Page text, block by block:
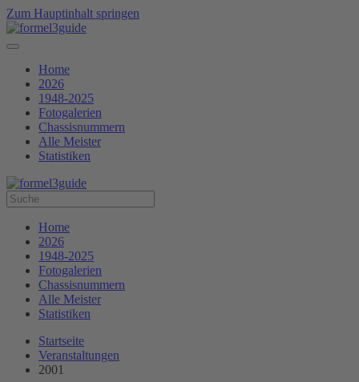
Zum Hauptinhalt springen
Home
2026
1948-2025
Fotogalerien
Chassisnummern
Alle Meister
Statistiken
Home
2026
1948-2025
Fotogalerien
Chassisnummern
Alle Meister
Statistiken
Startseite
Veranstaltungen
2001